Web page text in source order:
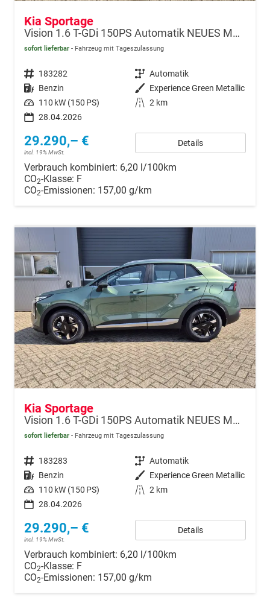
Kia Sportage
Vision 1.6 T-GDi 150PS Automatik NEUES MODELL MY26 FACELIFT Sitzheizung Lenkradheizung Klimaautomatik Navi Bluetooth Touchscreen Apple CarPlay Android Auto PDC v+h 17"LM Rückf.Kamera ACC 2x Keyless
sofort lieferbar Fahrzeug mit Tageszulassung
Fahrzeugnr. 183282 Getriebe Automatik
Kraftstoff Benzin Außenfarbe Experience Green Metallic
Leistung 110 kW (150 PS) Kilometerstand 2 km
28.04.2026
29.290,– €
incl. 19% MwSt.
Details
Verbrauch kombiniert: 6,20 l/100km
CO2-Klasse: F
CO2-Emissionen: 157,00 g/km
Kia Sportage
Vision 1.6 T-GDi 150PS Automatik NEUES MODELL MY26 FACELIFT Sitzheizung Lenkradheizung Klimaautomatik Navi Bluetooth Touchscreen Apple CarPlay Android Auto PDC v+h 17"LM Rückf.Kamera ACC 2x Keyless
sofort lieferbar Fahrzeug mit Tageszulassung
Fahrzeugnr. 183283 Getriebe Automatik
Kraftstoff Benzin Außenfarbe Experience Green Metallic
Leistung 110 kW (150 PS) Kilometerstand 2 km
28.04.2026
29.290,– €
incl. 19% MwSt.
Details
Verbrauch kombiniert: 6,20 l/100km
CO2-Klasse: F
CO2-Emissionen: 157,00 g/km